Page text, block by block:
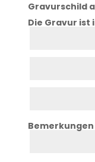
Gravurschild
Die Gravur ist
Bemerkungen